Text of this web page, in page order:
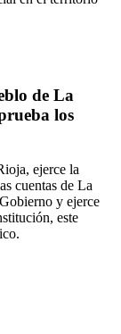
de La
los
ejerce la
cuentas de La
y ejerce
este